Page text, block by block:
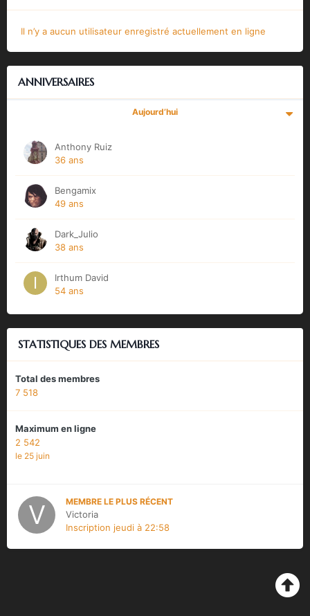
Il n’y a aucun utilisateur enregistré actuellement en ligne
ANNIVERSAIRES
Aujourd’hui
Anthony Ruiz
36 ans
Bengamix
49 ans
Dark_Julio
38 ans
Irthum David
54 ans
STATISTIQUES DES MEMBRES
Total des membres
7 518
Maximum en ligne
2 542
le 25 juin
MEMBRE LE PLUS RÉCENT
Victoria
Inscription jeudi à 22:58